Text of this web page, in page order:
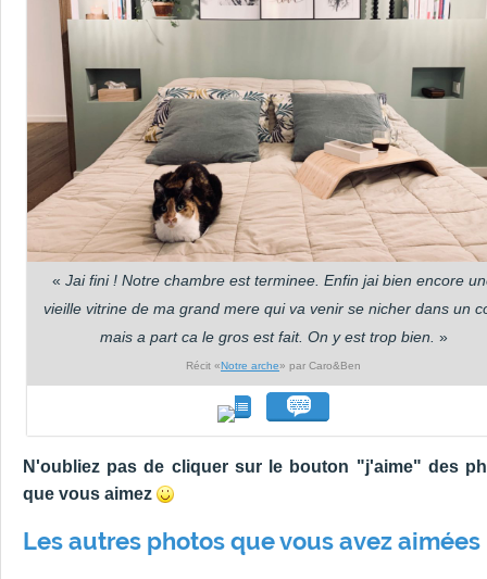
« Jai fini ! Notre chambre est terminee. Enfin jai bien encore
vieille vitrine de ma grand mere qui va venir se nicher dans un
mais a part ca le gros est fait. On y est trop bien. »
Récit «Notre arche» par Caro&Ben
N'oubliez pas de cliquer sur le bouton "j'aime" des
que vous aimez
Les autres photos que vous avez aimées